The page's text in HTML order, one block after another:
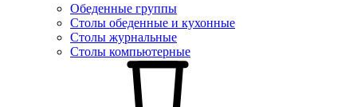
Обеденные группы
Столы обеденные и кухонные
Столы журнальные
Столы компьютерные